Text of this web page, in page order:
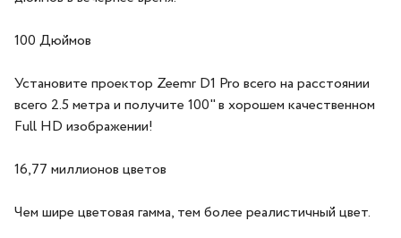
100 Дюймов
Установите проектор Zeemr D1 Pro всего на расстоянии
всего 2.5 метра и получите 100" в хорошем качественном
Full HD изображении!
16,77 миллионов цветов
Чем шире цветовая гамма, тем более реалистичный цвет.